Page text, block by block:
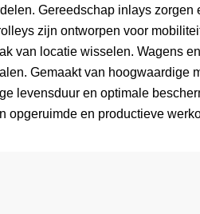
Gereedschap inlays zorgen
zijn ontworpen voor
van locatie wisselen. Wagens
Gemaakt van hoogwaardige
levensduur en optimale
opgeruimde en productieve